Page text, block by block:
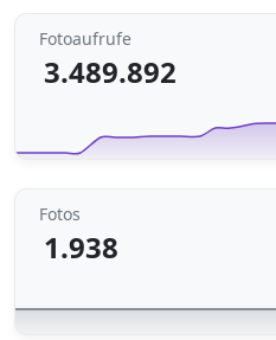
Fotoaufrufe
3.489.892
Fotos
1.938